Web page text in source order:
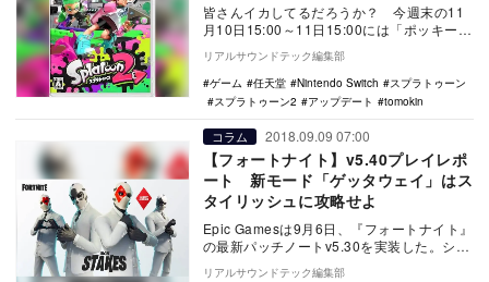
皆さんイカしてるだろうか？ 今週末の11
月10日15:00～11日15:00には「ポッキーの
日」にちなんで「あなたはどっち派？ …
リアルサウンドテック編集部
ゲーム
任天堂 Nintendo Switch
スプラトゥーン
スプラトゥーン2
アップデート tomokin
コラム 2018.09.09 07:00
【フォートナイト】v5.40プレイレポ
ート 新モード「ゲッタウェイ」はス
タイリッシュに攻略せよ
Epic Gamesは9月6日、『フォートナイト』
の最新パッチノートv5.30を実装した。シー
ズン5も今月末の終了に近づくなか、…
リアルサウンドテック編集部